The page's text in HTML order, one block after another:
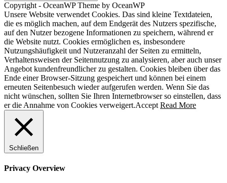
Copyright - OceanWP Theme by OceanWP
Unsere Website verwendet Cookies. Das sind kleine Textdateien,
die es möglich machen, auf dem Endgerät des Nutzers spezifische,
auf den Nutzer bezogene Informationen zu speichern, während er
die Website nutzt. Cookies ermöglichen es, insbesondere
Nutzungshäufigkeit und Nutzeranzahl der Seiten zu ermitteln,
Verhaltensweisen der Seitennutzung zu analysieren, aber auch unser
Angebot kundenfreundlicher zu gestalten. Cookies bleiben über das
Ende einer Browser-Sitzung gespeichert und können bei einem
erneuten Seitenbesuch wieder aufgerufen werden. Wenn Sie das
nicht wünschen, sollten Sie Ihren Internetbrowser so einstellen, dass
er die Annahme von Cookies verweigert.Accept Read More
Schließen
Privacy Overview